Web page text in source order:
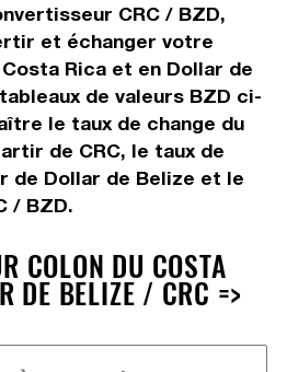
CRC / BZD,
et échanger votre
Rica et en Dollar de
de valeurs BZD ci-
le taux de change du
de CRC, le taux de
de Dollar de Belize et le
/ BZD.
COLON DU COSTA
DE BELIZE / CRC =>